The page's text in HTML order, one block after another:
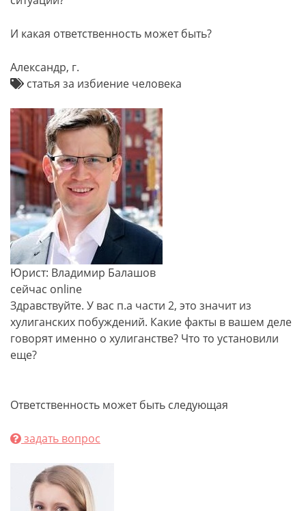
И какая ответственность может быть?
Александр, г.
статья за избиение человека
Юрист: Владимир Балашов
сейчас online
Здравствуйте. У вас п.а части 2, это значит из
хулиганских побуждений. Какие факты в вашем деле
говорят именно о хулиганстве? Что то установили
еще?
Ответственность может быть следующая
задать вопрос